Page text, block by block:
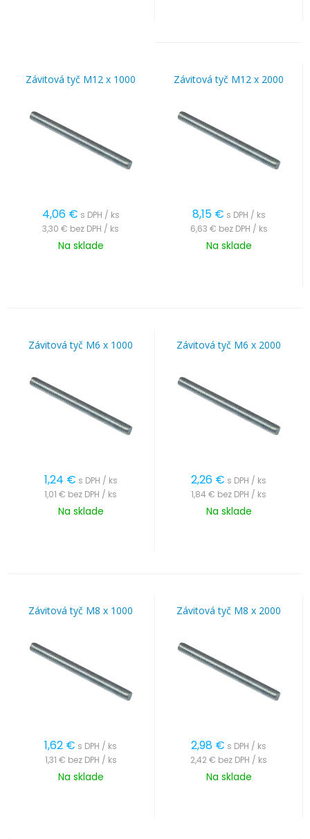
Závitová tyč M12 x 1000
4,06 € s DPH / ks
3,30 € bez DPH / ks
Na sklade
Závitová tyč M12 x 2000
8,15 € s DPH / ks
6,63 € bez DPH / ks
Na sklade
Závitová tyč M6 x 1000
1,24 € s DPH / ks
1,01 € bez DPH / ks
Na sklade
Závitová tyč M6 x 2000
2,26 € s DPH / ks
1,84 € bez DPH / ks
Na sklade
Závitová tyč M8 x 1000
1,62 € s DPH / ks
1,31 € bez DPH / ks
Na sklade
Závitová tyč M8 x 2000
2,98 € s DPH / ks
2,42 € bez DPH / ks
Na sklade